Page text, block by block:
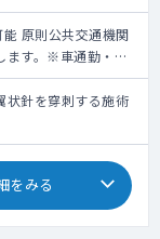
原則公共交通機関
ます。※車通勤・タ
状針を穿刺する施術
をみる